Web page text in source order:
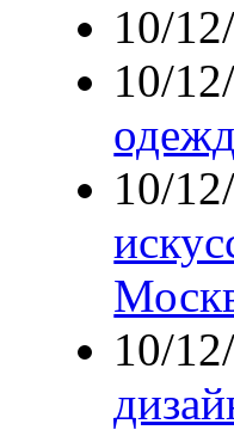
10/
10/
10/
10/